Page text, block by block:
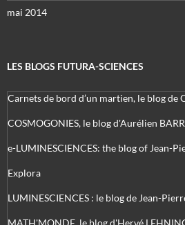
mai 2014
LES BLOGS FUTURA-SCIENCES
Carnets de bord d’un martien, le blog de
COSMOGONIES, le blog d'Aurélien
e-LUMINESCIENCES: the blog of Jean-
Explora
LUMINESCIENCES : le blog de Jean-
MATH'MONDE, le blog d'Hervé